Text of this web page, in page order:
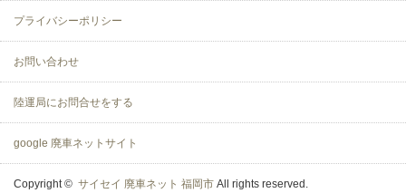
プライバシーポリシー
お問い合わせ
陸運局にお問合せをする
google 廃車ネットサイト
Copyright © サイセイ 廃車ネット 福岡市 All rights reserved.